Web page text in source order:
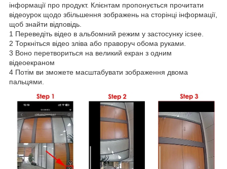
інформації про продукт. Клієнтам пропонується прочитати
відеоурок щодо збільшення зображень на сторінці інформації,
щоб знайти відповідь.
1 Переведіть відео в альбомний режим у застосунку icsee.
2 Торкніться відео зліва або праворуч обома руками.
3 Воно перетвориться на великий екран з одним
відеоекраном
4 Потім ви зможете масштабувати зображення двома
пальцями.